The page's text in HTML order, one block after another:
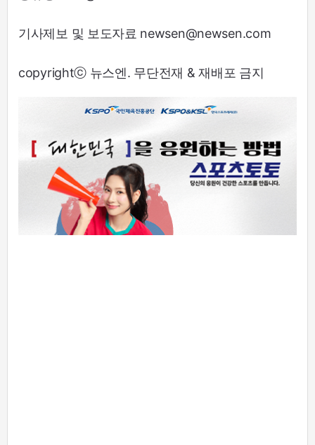
기사제보 및 보도자료 newsen@newsen.com
copyrightⓒ 뉴스엔. 무단전재 & 재배포 금지